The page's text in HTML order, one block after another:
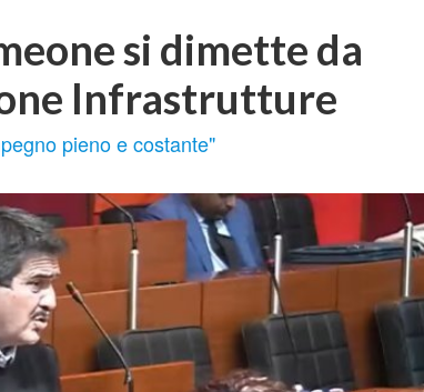
si dimette da
Infrastrutture
pieno e costante"